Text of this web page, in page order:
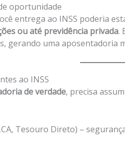
oportunidade
entrega ao INSS poderia
ou até previdência privada.
gerando uma aposentadoria
ao INSS
de verdade, precisa
Tesouro Direto) –